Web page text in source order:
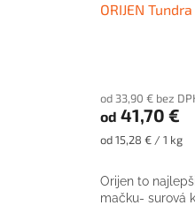
ORIJEN
od 33,90 € bez
od 41,70 €
Jednotková
od 15,28 € / 1 kg
Orijen to
mačku- surová